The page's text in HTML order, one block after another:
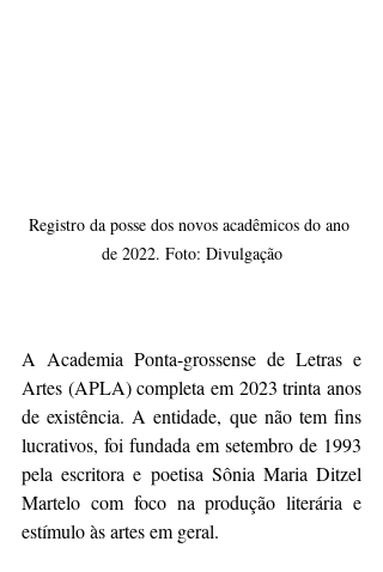
Registro da posse dos novos acadêmicos do ano
de 2022. Foto: Divulgação
A Academia Ponta-grossense de Letras e
Artes (APLA) completa em 2023 trinta anos
de existência. A entidade, que não tem fins
lucrativos, foi fundada em setembro de 1993
pela escritora e poetisa Sônia Maria Ditzel
Martelo com foco na produção literária e
estímulo às artes em geral.